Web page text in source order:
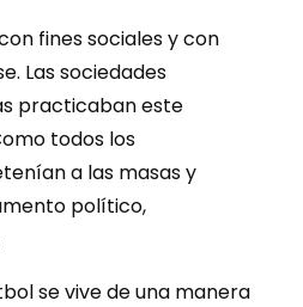
fines sociales y con
Las sociedades
practicaban este
todos los
a las masas y
político,
se vive de una manera